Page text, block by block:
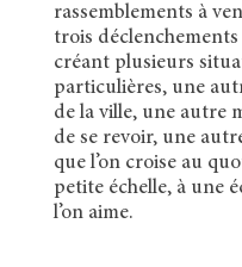
rassemblements à
trois
créant plusieurs
particulières, une
de la ville, une autre
de se revoir, une
que l’on croise au
petite échelle, à une
l’on aime.